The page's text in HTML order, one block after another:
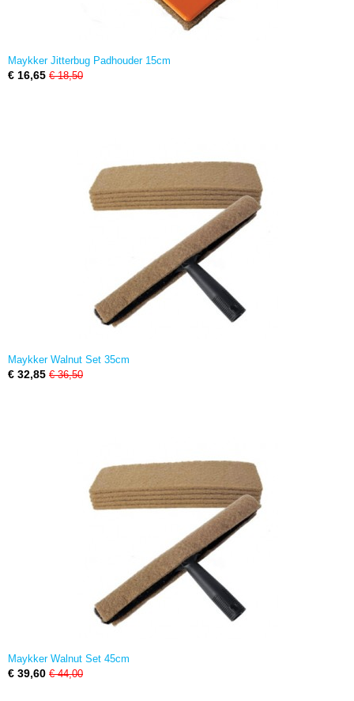
Maykker Jitterbug Padhouder 15cm
€ 16,65 € 18,50
Maykker Walnut Set 35cm
€ 32,85 € 36,50
Maykker Walnut Set 45cm
€ 39,60 € 44,00